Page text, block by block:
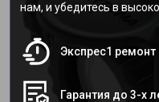
нам, и убедитесь в
Экспрес1
Гарантия до 3-х